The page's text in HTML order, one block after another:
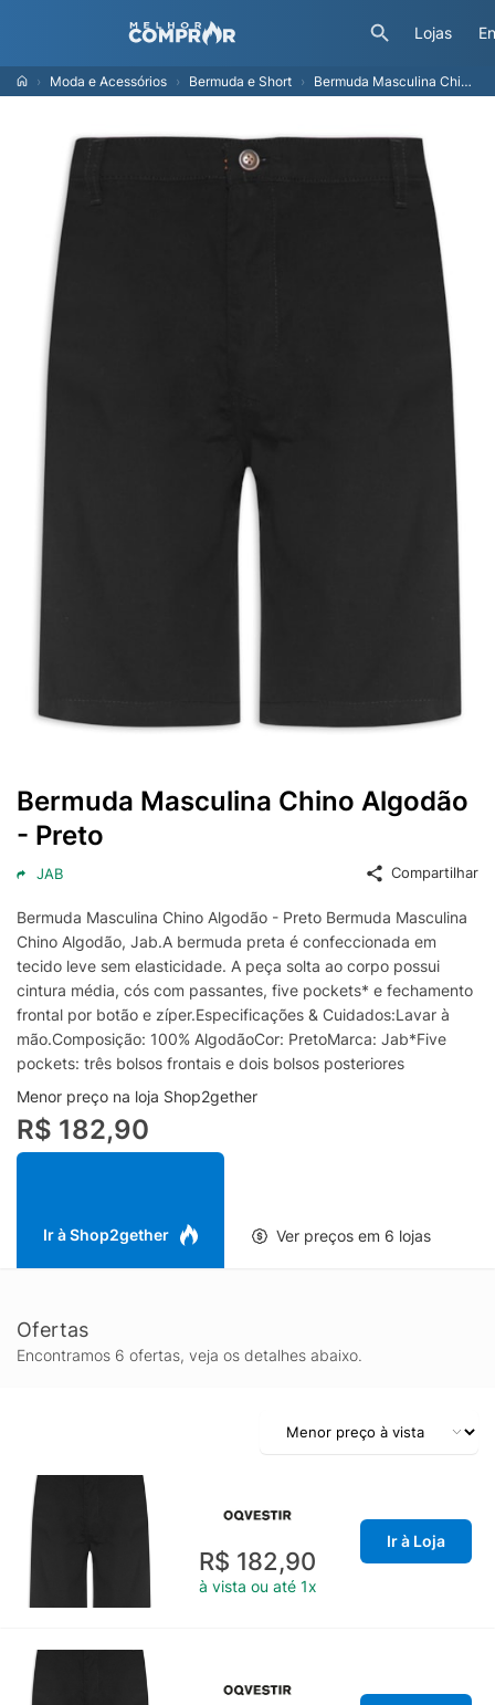
Lojas
Moda e Acessórios Bermuda e Short Bermuda Masculina Chino Algodão - Preto
Bermuda Masculina Chino Algodão
- Preto
JAB Compartilhar
Bermuda Masculina Chino Algodão - Preto Bermuda Masculina
Chino Algodão, Jab.A bermuda preta é confeccionada em
tecido leve sem elasticidade. A peça solta ao corpo possui
cintura média, cós com passantes, five pockets* e fechamento
frontal por botão e zíper.Especificações & Cuidados:Lavar à
mão.Composição: 100% AlgodãoCor: PretoMarca: Jab*Five
pockets: três bolsos frontais e dois bolsos posteriores
Menor preço na loja Shop2gether
R$ 182,90
Ir à Shop2gether Ver preços em 6 lojas
Ofertas
Encontramos 6 ofertas, veja os detalhes abaixo.
R$ 182,90
à vista ou até 1x
Ir à Loja